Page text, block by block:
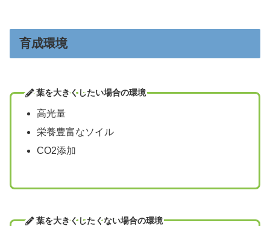
育成環境
葉を大きくしたい場合の環境
高光量
栄養豊富なソイル
CO2添加
葉を大きくしたくない場合の環境